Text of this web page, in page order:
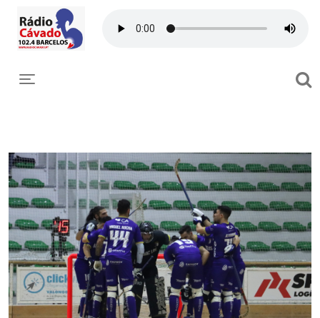
Toggle navigation